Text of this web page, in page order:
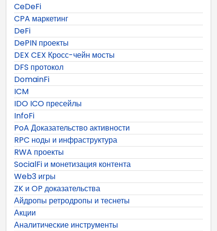
CeDeFi
CPA маркетинг
DeFi
DePIN проекты
DEX CEX Кросс-чейн мосты
DFS протокол
DomainFi
ICM
IDO ICO пресейлы
InfoFi
PoA Доказательство активности
RPC ноды и инфраструктура
RWA проекты
SocialFi и монетизация контента
Web3 игры
ZK и OP доказательства
Айдропы ретродропы и теснеты
Акции
Аналитические инструменты